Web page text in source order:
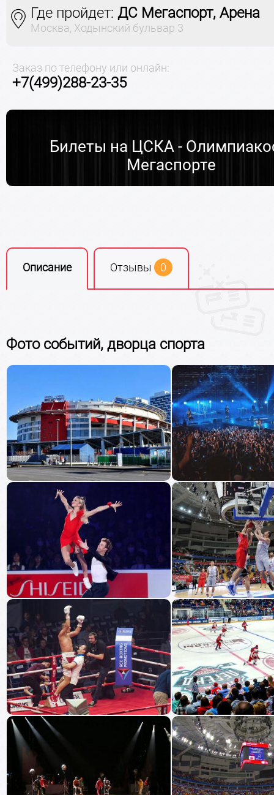
Где пройдет: ДС Мегаспорт, Арена
Москва, Ходынский бульвар 3
Заказ по телефону или онлайн:
+7(499)288-23-35
Билеты на ЦСКА -
Мегаспорте
Описание Отзывы 0
Фото событий, дворца спорта